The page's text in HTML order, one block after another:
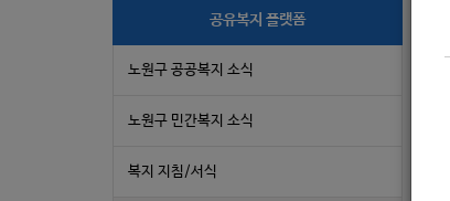
공유복지 플랫폼
노원구 공공복지 소식
노원구 민간복지 소식
복지 지침/서식